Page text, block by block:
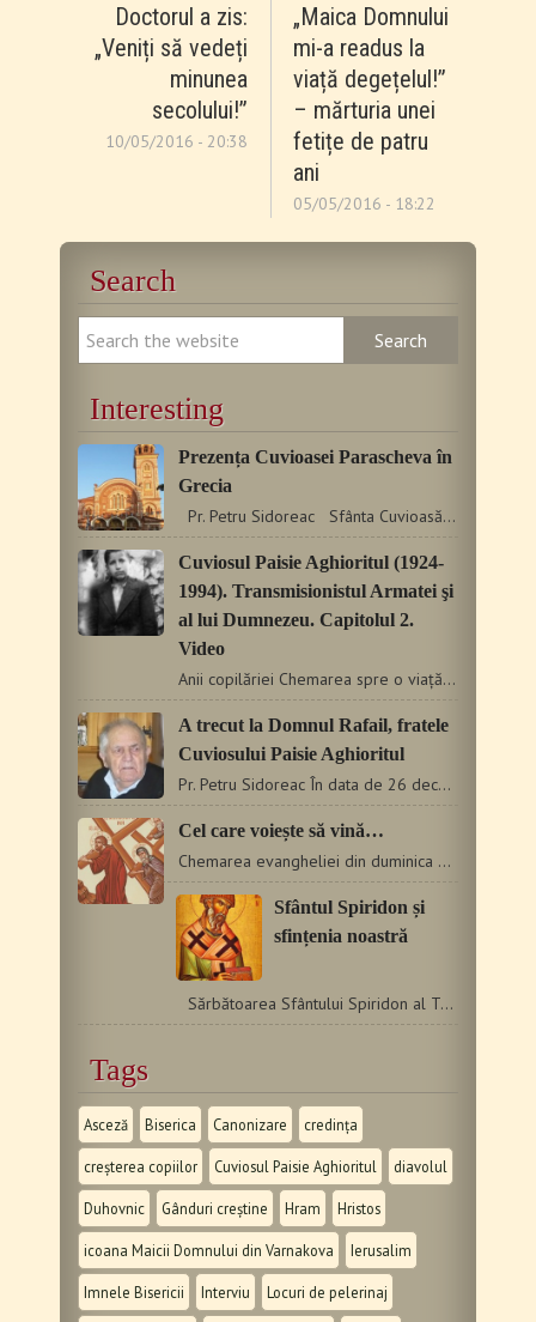
Doctorul a zis:
„Veniți să vedeți
minunea
secolului!”
10/05/2016 - 20:38
„Maica Domnului
mi-a readus la
viață degețelul!”
– mărturia unei
fetițe de patru
ani
05/05/2016 - 18:22
Search
Interesting
Prezența Cuvioasei Parascheva în
Grecia
Pr. Petru Sidoreac Sfânta Cuvioasă Parascheva…
Cuviosul Paisie Aghioritul (1924-
1994). Transmisionistul Armatei şi
al lui Dumnezeu. Capitolul 2.
Video
Anii copilăriei Chemarea spre o viață de sfințenie s-a manifestat…
A trecut la Domnul Rafail, fratele
Cuviosului Paisie Aghioritul
Pr. Petru Sidoreac În data de 26 decembrie 2014, a doua zi…
Cel care voiește să vină…
Chemarea evangheliei din duminica după Înălţarea Sfintei…
Sfântul Spiridon și
sfințenia noastră
Sărbătoarea Sfântului Spiridon al Trimitundei (12…
Tags
Asceză Biserica Canonizare credința
creșterea copiilor Cuviosul Paisie Aghioritul diavolul
Duhovnic Gânduri creștine Hram Hristos
icoana Maicii Domnului din Varnakova Ierusalim
Imnele Bisericii Interviu Locuri de pelerinaj